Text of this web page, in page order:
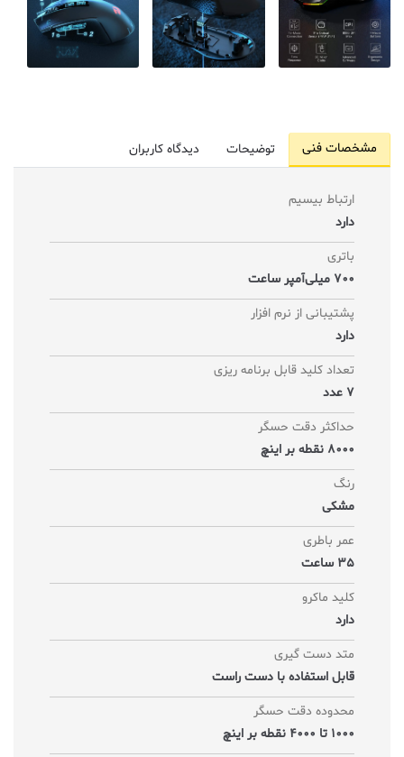
مشخصات فنی توضیحات دیدگاه کاربران
ارتباط بیسیم
دارد
باتری
700 میلی‌آمپر ساعت
پشتیبانی از نرم افزار
دارد
تعداد کلید قابل برنامه ریزی
7 عدد
حداکثر دقت حسگر
8000 نقطه بر اینچ
رنگ
مشکی
عمر باطری
35 ساعت
کلید ماکرو
دارد
متد دست گیری
قابل استفاده با دست راست
محدوده دقت حسگر
1000 تا 4000 نقطه بر اینچ